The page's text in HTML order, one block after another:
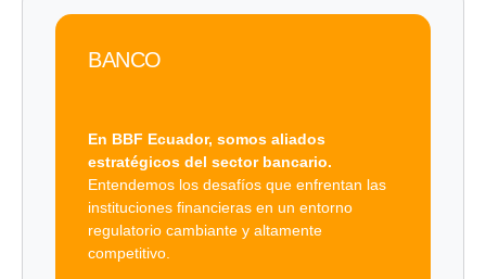
BANCO
En BBF Ecuador, somos aliados
estratégicos del sector bancario.
Entendemos los desafíos que enfrentan las
instituciones financieras en un entorno
regulatorio cambiante y altamente
competitivo.